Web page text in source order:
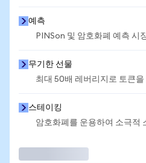
예측
PINSon 및 암호화폐 예측 시
무기한 선물
최대 50배 레버리지로 토큰을
스테이킹
암호화폐를 운용하여 소극적